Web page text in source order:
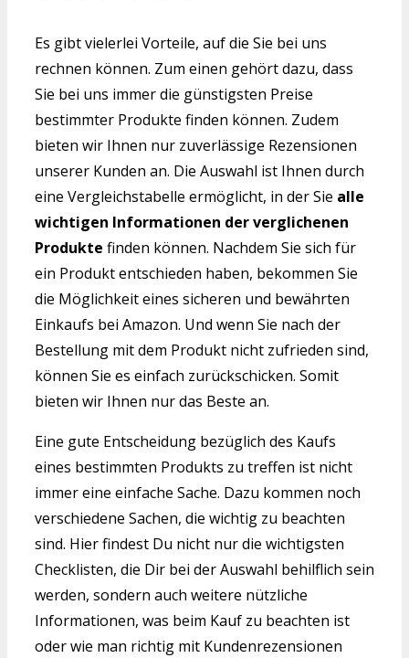
Es gibt vielerlei Vorteile, auf die Sie bei uns
rechnen können. Zum einen gehört dazu, dass
Sie bei uns immer die günstigsten Preise
bestimmter Produkte finden können. Zudem
bieten wir Ihnen nur zuverlässige Rezensionen
unserer Kunden an. Die Auswahl ist Ihnen durch
eine Vergleichstabelle ermöglicht, in der Sie alle
wichtigen Informationen der verglichenen
Produkte finden können. Nachdem Sie sich für
ein Produkt entschieden haben, bekommen Sie
die Möglichkeit eines sicheren und bewährten
Einkaufs bei Amazon. Und wenn Sie nach der
Bestellung mit dem Produkt nicht zufrieden sind,
können Sie es einfach zurückschicken. Somit
bieten wir Ihnen nur das Beste an.
Eine gute Entscheidung bezüglich des Kaufs
eines bestimmten Produkts zu treffen ist nicht
immer eine einfache Sache. Dazu kommen noch
verschiedene Sachen, die wichtig zu beachten
sind. Hier findest Du nicht nur die wichtigsten
Checklisten, die Dir bei der Auswahl behilflich sein
werden, sondern auch weitere nützliche
Informationen, was beim Kauf zu beachten ist
oder wie man richtig mit Kundenrezensionen